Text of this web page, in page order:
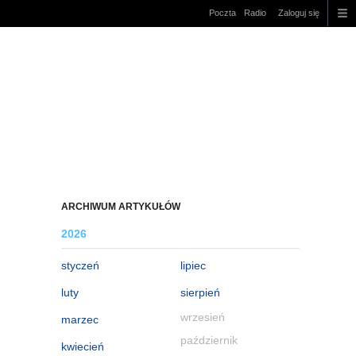
Poczta Radio Zaloguj się
ARCHIWUM ARTYKUŁÓW
2026
styczeń
luty
marzec
kwiecień
lipiec
sierpień
wrzesień
październik